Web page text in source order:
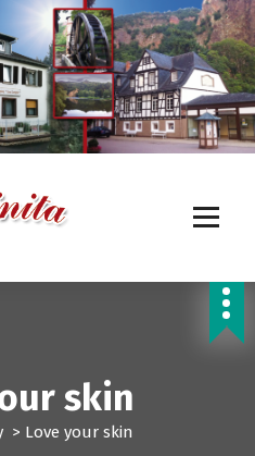
skin
> Love your skin